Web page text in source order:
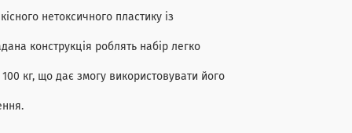
нетоксичного пластику із
конструкція роблять набір легко
кг, що дає змогу використовувати його